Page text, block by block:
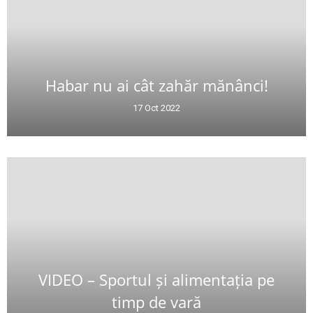
Habar nu ai cât zahăr mănânci!
17 Oct 2022
VIDEO – Sportul și alimentația pe
timp de vară